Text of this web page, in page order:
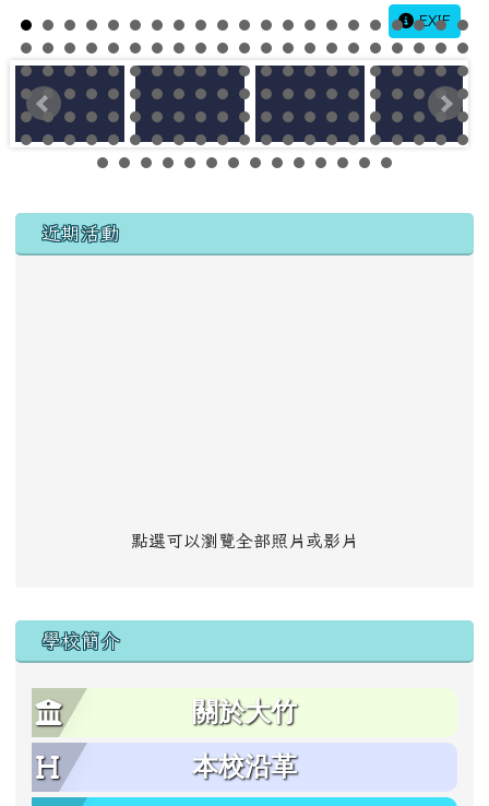
EXIF
左邊區域內容
近期活動
點選可以瀏覽全部照片或影片
學校簡介
關於大竹
本校沿革